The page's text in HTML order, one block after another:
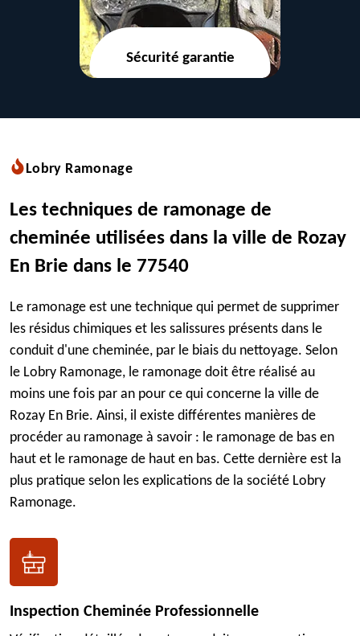
Sécurité garantie
Lobry Ramonage
Les techniques de ramonage de
cheminée utilisées dans la ville de Rozay
En Brie dans le 77540
Le ramonage est une technique qui permet de supprimer
les résidus chimiques et les salissures présents dans le
conduit d'une cheminée, par le biais du nettoyage. Selon
le Lobry Ramonage, le ramonage doit être réalisé au
moins une fois par an pour ce qui concerne la ville de
Rozay En Brie. Ainsi, il existe différentes manières de
procéder au ramonage à savoir : le ramonage de bas en
haut et le ramonage de haut en bas. Cette dernière est la
plus pratique selon les explications de la société Lobry
Ramonage.
Inspection Cheminée Professionnelle